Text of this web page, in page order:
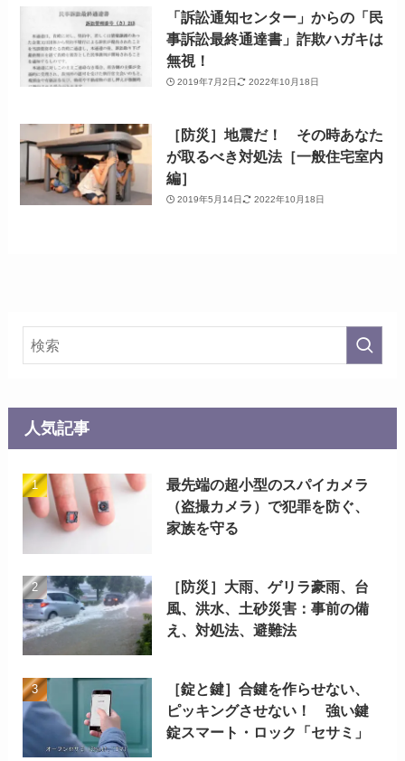
「訴訟通知センター」からの「民
事訴訟最終通達書」詐欺ハガキは
無視！
2019年7月2日 2022年10月18日
［防災］地震だ！ その時あなた
が取るべき対処法［一般住宅室内
編］
2019年5月14日 2022年10月18日
人気記事
最先端の超小型のスパイカメラ
（盗撮カメラ）で犯罪を防ぐ、
家族を守る
［防災］大雨、ゲリラ豪雨、台
風、洪水、土砂災害：事前の備
え、対処法、避難法
［錠と鍵］合鍵を作らせない、
ピッキングさせない！ 強い鍵
錠スマート・ロック「セサミ」